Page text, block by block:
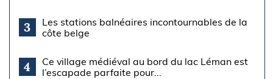
3
Les stations balnéaires incontournables de la
côte belge
4
Ce village médiéval au bord du lac Léman est
l’escapade parfaite pour...